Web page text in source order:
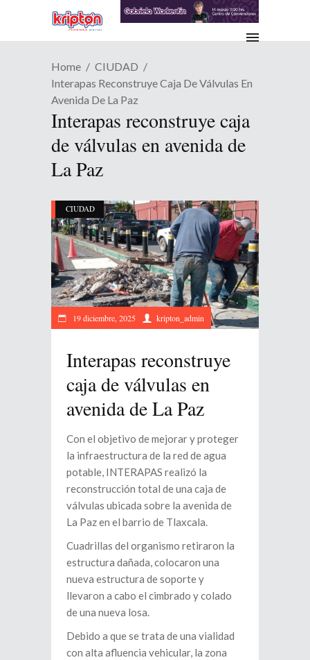
Home
CIUDAD
Interapas Reconstruye Caja De Válvulas En
Avenida De La Paz
Interapas reconstruye caja
de válvulas en avenida de
La Paz
CIUDAD
19 diciembre, 2025 kripton_admin
Interapas reconstruye
caja de válvulas en
avenida de La Paz
Con el objetivo de mejorar y proteger
la infraestructura de la red de agua
potable, INTERAPAS realizó la
reconstrucción total de una caja de
válvulas ubicada sobre la avenida de
La Paz en el barrio de Tlaxcala.
Cuadrillas del organismo retiraron la
estructura dañada, colocaron una
nueva estructura de soporte y
llevaron a cabo el cimbrado y colado
de una nueva losa.
Debido a que se trata de una vialidad
con alta afluencia vehicular, la zona